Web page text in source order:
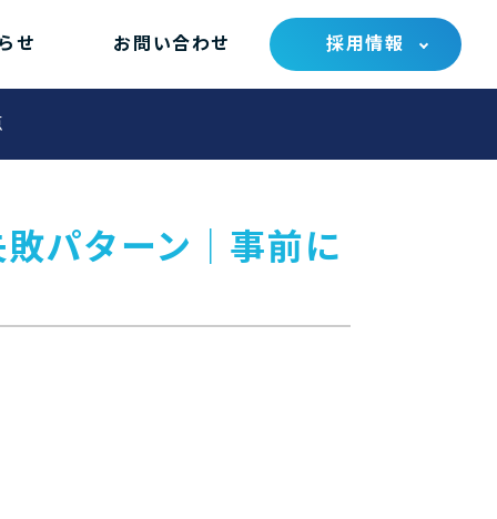
せ お問い合わせ 採用情報
パターン｜事前に